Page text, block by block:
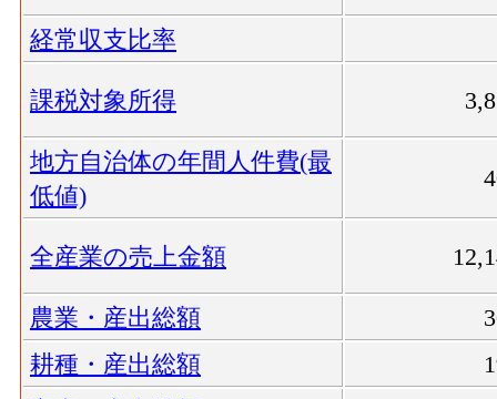
経常収支比率
課税対象所得
地方自治体の年間人件費(最
低値)
全産業の売上金額
農業・産出総額
耕種・産出総額